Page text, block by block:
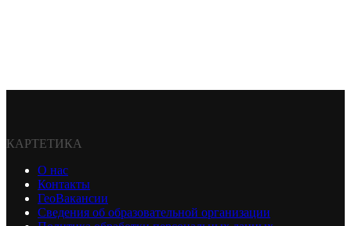
КАРТЕТИКА
О нас
Контакты
ГеоВакансии
Сведения об образовательной организации